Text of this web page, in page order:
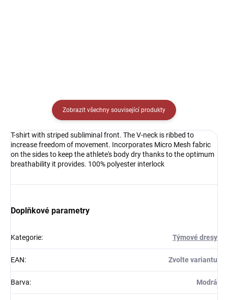
Zobrazit všechny související produkty
T-shirt with striped subliminal front. The V-neck is ribbed to
increase freedom of movement. Incorporates Micro Mesh fabric
on the sides to keep the athlete's body dry thanks to the optimum
breathability it provides. 100% polyester interlock
Doplňkové parametry
Kategorie: Týmové dresy
EAN: Zvolte variantu
Barva: Modrá